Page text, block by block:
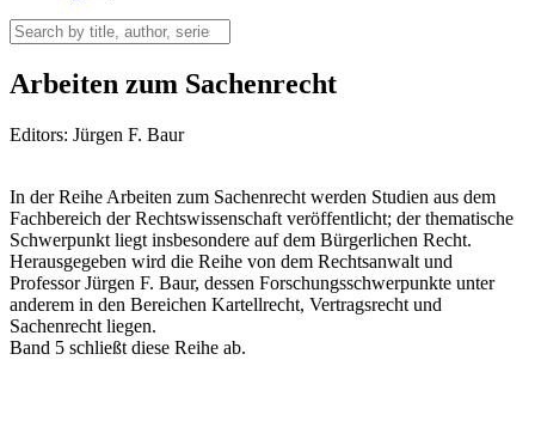
Arbeiten zum Sachenrecht
Editors: Jürgen F. Baur
In der Reihe Arbeiten zum Sachenrecht werden Studien aus dem
Fachbereich der Rechtswissenschaft veröffentlicht; der thematische
Schwerpunkt liegt insbesondere auf dem Bürgerlichen Recht.
Herausgegeben wird die Reihe von dem Rechtsanwalt und
Professor Jürgen F. Baur, dessen Forschungsschwerpunkte unter
anderem in den Bereichen Kartellrecht, Vertragsrecht und
Sachenrecht liegen.
Band 5 schließt diese Reihe ab.